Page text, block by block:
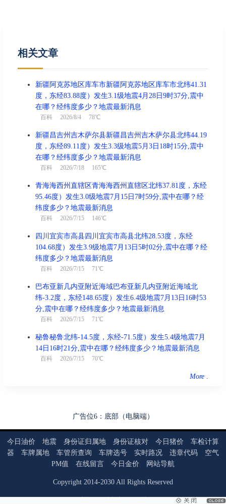
相关文章
新疆阿克苏地区库车市新疆阿克苏地区库车市北纬41.31
度，东经83.88度）发生3.1级地震4月28日9时37分,震中
在哪？经纬度多少？地震最新消息
百科 2026/8/4 78℃
新疆昌吉州吉木萨尔县新疆昌吉州吉木萨尔县北纬44.19
度，东经89.11度）发生3.3级地震5月3日18时15分,震中
在哪？经纬度多少？地震最新消息
百科 2026/7/18 165℃
青海海西州直辖区青海海西州直辖区北纬37.81度，东经
95.46度）发生3.0级地震7月15日7时59分,震中在哪？经
纬度多少？地震最新消息
百科 2026/7/15 146℃
四川宜宾市高县四川宜宾市高县北纬28.53度，东经
104.68度）发生3.9级地震7月13日5时02分,震中在哪？经
纬度多少？地震最新消息
百科 2026/7/15 71℃
巴布亚新几内亚附近海域巴布亚新几内亚附近海域北
纬-3.2度，东经148.65度）发生6.4级地震7月13日16时53
分,震中在哪？经纬度多少？地震最新消息
百科 2026/7/15 71℃
秘鲁秘鲁北纬-14.5度，东经-71.5度）发生5.4级地震7月
14日16时21分,震中在哪？经纬度多少？地震最新消息
百科 2026/7/15 70℃
More
广告位6：底部（电脑端）
今日油价 地震 身份证归属地 身份证核对 今日猪价
车检计算
器
车牌属地 车管所查询 车牌选号 实时路况 违章代码
空气
PM值
在线留言 今日金价 网站导航
Copyright 2014-2030 All Rights Reserved